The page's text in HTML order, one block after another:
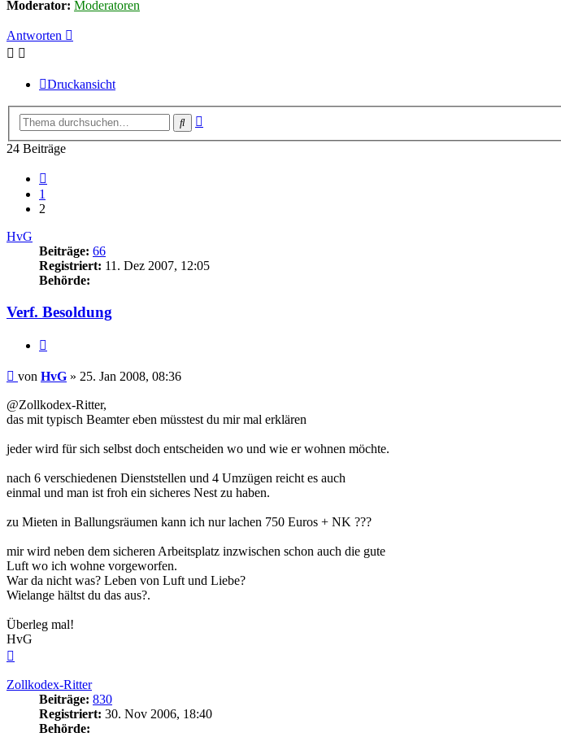
Moderator: Moderatoren
Antworten
Druckansicht
Suche
24 Beiträge
1
2
HvG
Beiträge: 66
Registriert: 11. Dez 2007, 12:05
Behörde:
Verf. Besoldung
Beitrag
von HvG » 25. Jan 2008, 08:36
@Zollkodex-Ritter,
das mit typisch Beamter eben müsstest du mir mal erklären
jeder wird für sich selbst doch entscheiden wo und wie er wohnen möchte.
nach 6 verschiedenen Dienststellen und 4 Umzügen reicht es auch
einmal und man ist froh ein sicheres Nest zu haben.
zu Mieten in Ballungsräumen kann ich nur lachen 750 Euros + NK ???
mir wird neben dem sicheren Arbeitsplatz inzwischen schon auch die gute
Luft wo ich wohne vorgeworfen.
War da nicht was? Leben von Luft und Liebe?
Wielange hältst du das aus?.
Überleg mal!
HvG
Zollkodex-Ritter
Beiträge: 830
Registriert: 30. Nov 2006, 18:40
Behörde: